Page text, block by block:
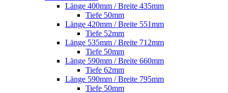
Länge 400mm / Breite 435mm
Tiefe 50mm
Länge 420mm / Breite 551mm
Tiefe 52mm
Länge 535mm / Breite 712mm
Tiefe 50mm
Länge 590mm / Breite 660mm
Tiefe 62mm
Länge 590mm / Breite 795mm
Tiefe 50mm